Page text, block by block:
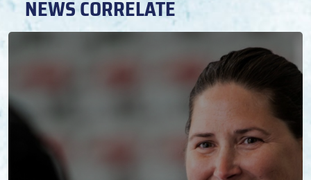
NEWS CORRELATE